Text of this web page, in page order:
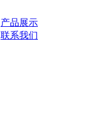
产品展示
联系我们